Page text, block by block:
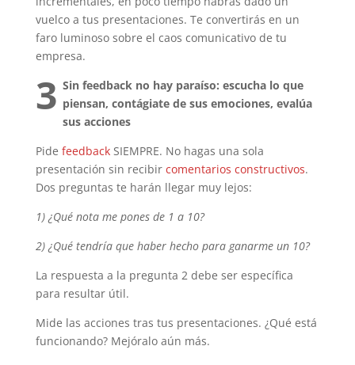
vuelco a tus presentaciones. Te convertirás en un
faro luminoso sobre el caos comunicativo de tu
empresa.
3 Sin feedback no hay paraíso: escucha lo que
piensan, contágiate de sus emociones, evalúa
sus acciones
Pide feedbackSIEMPRE. No hagas una sola
presentación sin recibir comentarios constructivos.
Dos preguntas te harán llegar muy lejos:
1) ¿Qué nota me pones de 1 a 10?
2) ¿Qué tendría que haber hecho para ganarme un 10?
La respuesta a la pregunta 2 debe ser específica
para resultar útil.
Mide las acciones tras tus presentaciones. ¿Qué está
funcionando? Mejóralo aún más.